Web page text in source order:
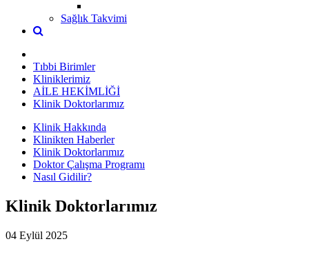
Sağlık Takvimi
Tıbbi Birimler
Kliniklerimiz
AİLE HEKİMLİĞİ
Klinik Doktorlarımız
Klinik Hakkında
Klinikten Haberler
Klinik Doktorlarımız
Doktor Çalışma Programı
Nasıl Gidilir?
Klinik Doktorlarımız
04 Eylül 2025